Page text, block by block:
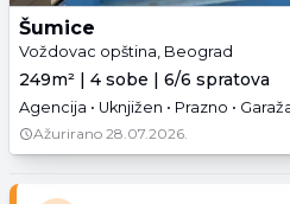
Šumice
Voždovac opština, Beograd
249m² | 4 sobe | 6/6 spratova
Ažurirano 28.07.2026.